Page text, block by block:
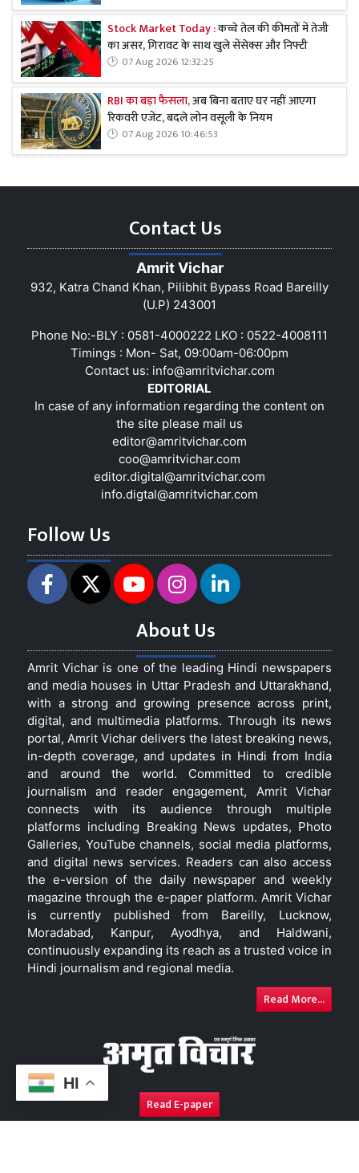
HI
Stock Market Today :कच्चे तेल की कीमतों में तेजी
का असर, गिरावट के साथ खुले सेंसेक्स और निफ्टी
07 Aug 2026 12:32:25
RBI का बड़ा फैसला,अब बिना बताए घर नहीं आएगा
रिकवरी एजेंट, बदले लोन वसूली के नियम
07 Aug 2026 10:46:53
Contact Us
Amrit Vichar
932, Katra Chand Khan, Pilibhit Bypass Road Bareilly
(U.P) 243001
Phone No:-BLY : 0581-4000222 LKO : 0522-4008111
Timings : Mon- Sat, 09:00am-06:00pm
Contact us: info@amritvichar.com
EDITORIAL
In case of any information regarding the content on
the site please mail us
editor@amritvichar.com
coo@amritvichar.com
editor.digital@amritvichar.com
info.digtal@amritvichar.com
Follow Us
About Us
Amrit Vichar is one of the leading Hindi newspapers
and media houses in Uttar Pradesh and Uttarakhand,
with a strong and growing presence across print,
digital, and multimedia platforms. Through its news
portal, Amrit Vichar delivers the latest breaking news,
in-depth coverage, and updates in Hindi from India
and around the world. Committed to credible
journalism and reader engagement, Amrit Vichar
connects with its audience through multiple
platforms including Breaking News updates, Photo
Galleries, YouTube channels, social media platforms,
and digital news services. Readers can also access
the e-version of the daily newspaper and weekly
magazine through the e-paper platform. Amrit Vichar
is currently published from Bareilly, Lucknow,
Moradabad, Kanpur, Ayodhya, and Haldwani,
continuously expanding its reach as a trusted voice in
Hindi journalism and regional media.
Read More...
Read E-paper